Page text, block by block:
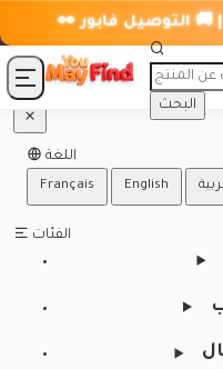
التوصيل فابور
اللغة
Français English
الفئات
البحث